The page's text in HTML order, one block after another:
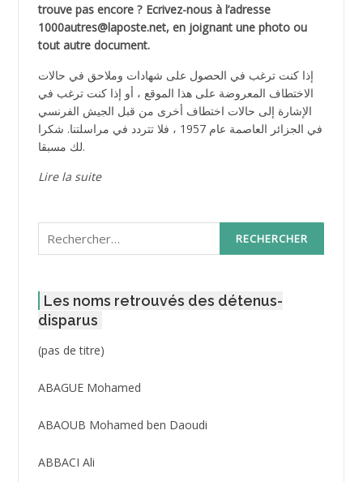
trouve pas encore ? Ecrivez-nous à l’adresse
1000autres@laposte.net, en joignant une photo ou
tout autre document.
إذا كنت ترغب في الحصول على شهادات وملاحق في حالات
الاختطاف المعروضة على هذا الموقع ، أو إذا كنت ترغب في
الإشارة إلى حالات اختطاف أخرى من قبل الجيش الفرنسي
في الجزائر العاصمة عام 1957 ، فلا تتردد في مراسلتنا. شكرا
لك مسبقا.
Lire la suite
Rechercher :
Les noms retrouvés des détenus-
disparus
(pas de titre)Post
3416
ABAGUE Mohamed
ABAOUB Mohamed ben Daoudi
ABBACI Ali